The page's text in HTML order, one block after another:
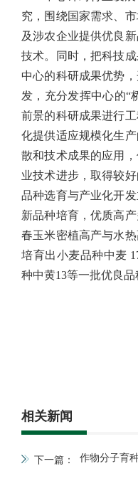
究，围绕国家需求、
及涉农企业提供优良
技术。同时，把科技
中心的科研成果优势
发，充分发挥中心的“
前景的科研成果进行
化提供适应规模化生
散和技术成果的应用
业技术进步，取得较
品种选育与产业化开
新品种培育，优质高
春玉米密植高产与水
培育出小麦品种中麦
种中黄13等一批优良品
相关新闻
下一篇： 作物分子育